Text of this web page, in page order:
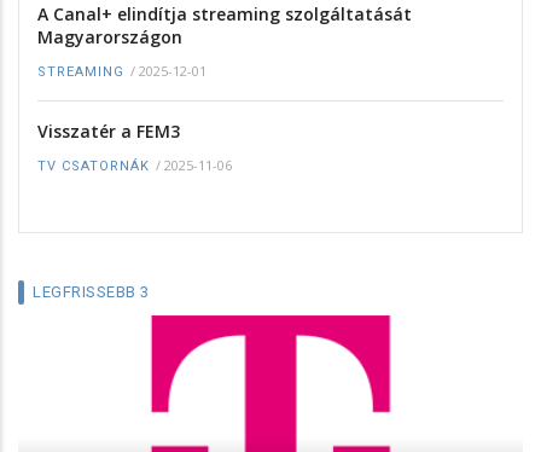
A Canal+ elindítja streaming szolgáltatását
Magyarországon
STREAMING / 2025-12-01
Visszatér a FEM3
TV CSATORNÁK / 2025-11-06
LEGFRISSEBB 3